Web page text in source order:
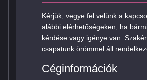
Kérjük, vegye fel velünk a
alábbi elérhetőségeken, ha
kérdése vagy igénye van.
csapatunk örömmel áll
Céginformációk